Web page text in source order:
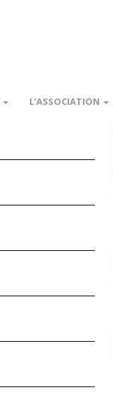
L’ASSOCIATION